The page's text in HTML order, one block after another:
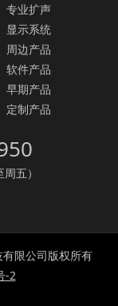
专业扩声
显示系统
周边产品
软件产品
早期产品
定制产品
五）
限公司版权所有
-2